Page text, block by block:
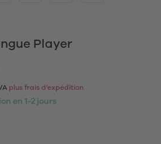
Player
plus frais d’expédition
en 1-2 jours